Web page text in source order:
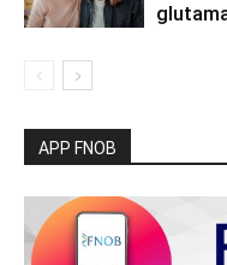
APP FNOB